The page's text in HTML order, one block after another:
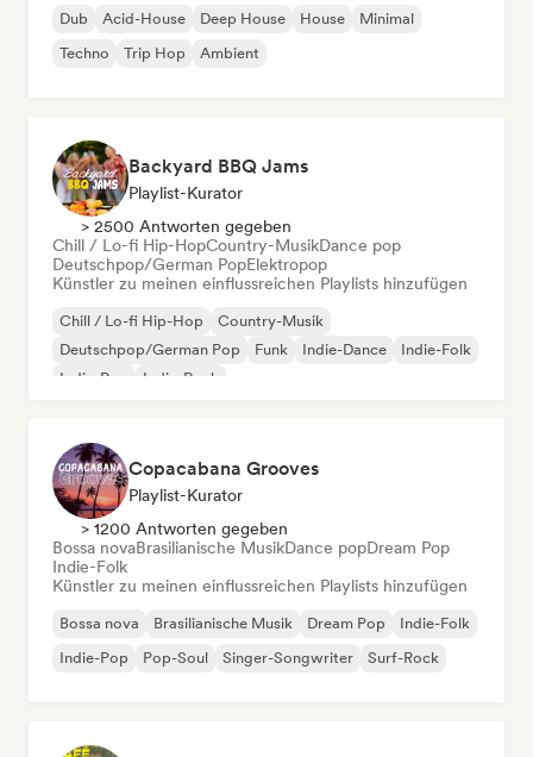
Dub Acid-House Deep House House
Minimal
Techno
Trip Hop Ambient
Backyard BBQ Jams
Playlist-Kurator
> 2500 Antworten gegeben
Chill / Lo-fi Hip-HopCountry-MusikDance pop
Deutschpop/German PopElektropop
Künstler zu meinen einflussreichen Playlists hinzufügen
Chill / Lo-fi Hip-Hop
Country-Musik
Deutschpop/German Pop
Funk Indie-Dance
Indie-Folk
Indie-Pop
Indie-Rock
Copacabana Grooves
Playlist-Kurator
> 1200 Antworten gegeben
Bossa novaBrasilianische MusikDance popDream Pop
Indie-Folk
Künstler zu meinen einflussreichen Playlists hinzufügen
Bossa nova Brasilianische Musik Dream Pop
Indie-Folk
Indie-Pop
Pop-Soul Singer-Songwriter Surf-Rock